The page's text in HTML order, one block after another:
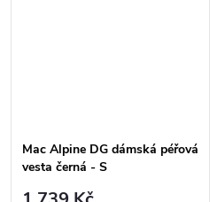
Mac Alpine DG dámská péřová
vesta černá - S